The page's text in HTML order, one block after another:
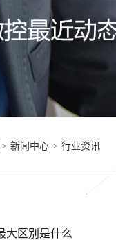
> 新闻中心 > 行业资讯
大区别是什么